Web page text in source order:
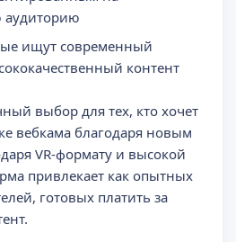
ищут современный
контент
выбор для тех, кто хочет
вебкама благодаря новым
VR-формату и высокой
привлекает как опытных
готовых платить за